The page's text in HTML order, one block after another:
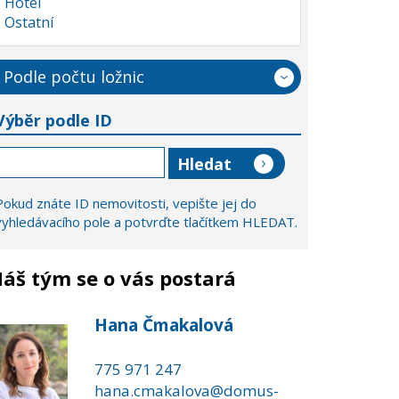
Ostatní
Podle počtu ložnic
podle ID
znáte ID nemovitosti, vepište jej do
pole a potvrďte tlačítkem HLEDAT.
tým se o vás postará
Hana Čmakalová
775 971 247
hana.cmakalova@domus-